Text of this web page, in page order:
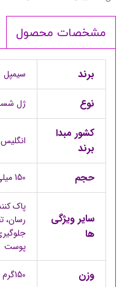
مشخصات محصول
برند سیمپل
نوع ژل
کشور مبدا
برند
انگلیس
حجم 150 میلی لیتر
سایر ویژگی
ها
پاک
رسان،
پوست
وزن 150گرم